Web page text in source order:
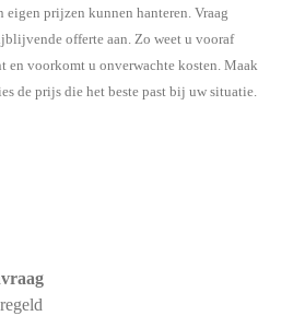
eigen prijzen kunnen hanteren. Vraag
offerte aan. Zo weet u vooraf
en voorkomt u onverwachte kosten. Maak
de prijs die het beste past bij uw situatie.